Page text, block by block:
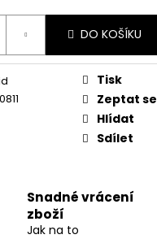
DO KOŠÍKU
Tisk
Zeptat se
Hlídat
Sdílet
Snadné vrácení
zboží
Jak na to